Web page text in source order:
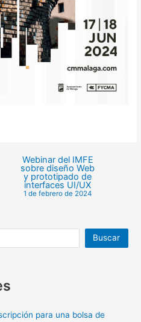
Webinar del IMFE
sobre diseño Web
y prototipado de
interfaces UI/UX
1 de febrero de 2024
Buscar
para una bolsa de